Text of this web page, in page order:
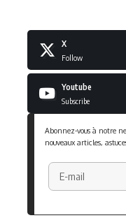
X
Follow
Youtube
Subscribe
Abonnez-vous à notre
nouveaux articles,